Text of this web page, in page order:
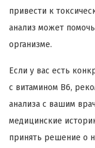
привести к
анализ может
организме.
Если у вас есть
с витамином B6,
анализа с вашим
медицинские
принять решение о